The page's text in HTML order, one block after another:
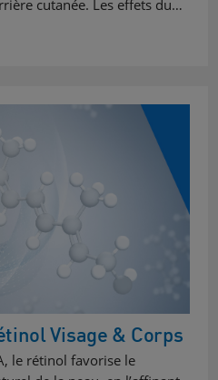
cutanée. Les effets du…
Visage & Corps
le rétinol favorise le